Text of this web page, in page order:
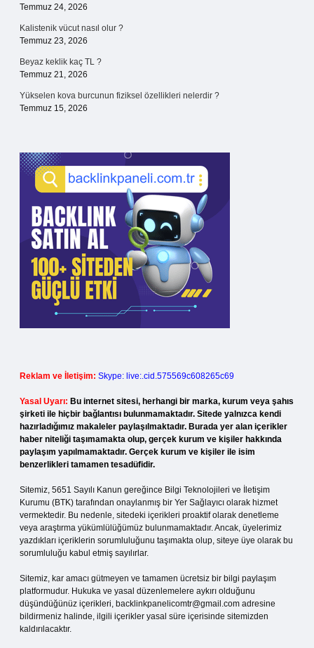
Temmuz 24, 2026
Kalistenik vücut nasıl olur ?
Temmuz 23, 2026
Beyaz keklik kaç TL ?
Temmuz 21, 2026
Yükselen kova burcunun fiziksel özellikleri nelerdir ?
Temmuz 15, 2026
Reklam ve İletişim: Skype: live:.cid.575569c608265c69
Yasal Uyarı: Bu internet sitesi, herhangi bir marka, kurum veya şahıs
şirketi ile hiçbir bağlantısı bulunmamaktadır. Sitede yalnızca kendi
hazırladığımız makaleler paylaşılmaktadır. Burada yer alan içerikler
haber niteliği taşımamakta olup, gerçek kurum ve kişiler hakkında
paylaşım yapılmamaktadır. Gerçek kurum ve kişiler ile isim
benzerlikleri tamamen tesadüfidir.
Sitemiz, 5651 Sayılı Kanun gereğince Bilgi Teknolojileri ve İletişim
Kurumu (BTK) tarafından onaylanmış bir Yer Sağlayıcı olarak hizmet
vermektedir. Bu nedenle, sitedeki içerikleri proaktif olarak denetleme
veya araştırma yükümlülüğümüz bulunmamaktadır. Ancak, üyelerimiz
yazdıkları içeriklerin sorumluluğunu taşımakta olup, siteye üye olarak bu
sorumluluğu kabul etmiş sayılırlar.
Sitemiz, kar amacı gütmeyen ve tamamen ücretsiz bir bilgi paylaşım
platformudur. Hukuka ve yasal düzenlemelere aykırı olduğunu
düşündüğünüz içerikleri, backlinkpanelicomtr@gmail.com adresine
bildirmeniz halinde, ilgili içerikler yasal süre içerisinde sitemizden
kaldırılacaktır.